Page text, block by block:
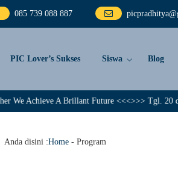
085 739 088 887
PIC Lover’s Sukses Siswa Blog
A Brillant Future <<<>>> Tgl. 20 dan
Anda disini :Home- Program